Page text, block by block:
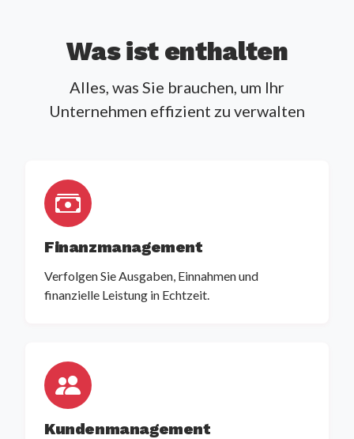
Was ist enthalten
Alles, was Sie brauchen, um Ihr
Unternehmen effizient zu verwalten
Finanzmanagement
Verfolgen Sie Ausgaben, Einnahmen und
finanzielle Leistung in Echtzeit.
Kundenmanagement